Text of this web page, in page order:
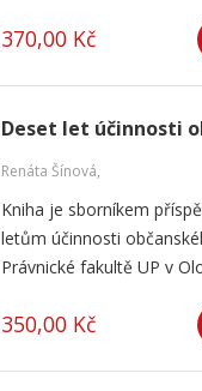
370,00 Kč
Deset let účinnosti
Renáta Šínová,
Kniha je sborníkem
letům účinnosti
Právnické fakultě UP v
350,00 Kč